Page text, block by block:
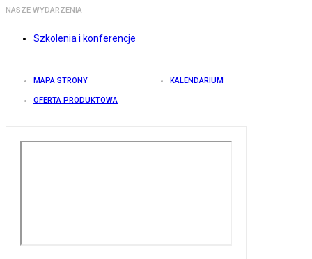
NASZE WYDARZENIA
Szkolenia i konferencje
MAPA STRONY KALENDARIUM
OFERTA PRODUKTOWA